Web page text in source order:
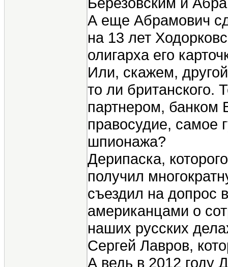
А еще Абрамович
на 13 лет
олигарха его
Или, скажем,
то ли британского.
партнером, банком
правосудие, самое
шпионажа?
Дерипаска,
получил
съездил на допрос
американцами о
наших русских
Сергей Лавров,
А ведь в 2012 году